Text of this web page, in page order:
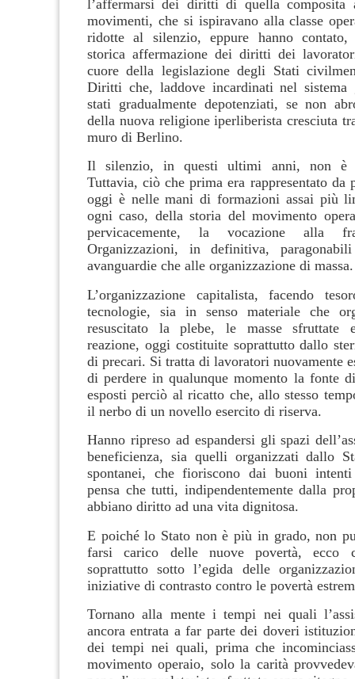
l’affermarsi dei diritti di quella composita
movimenti, che si ispiravano alla classe
ridotte al silenzio, eppure hanno
storica affermazione dei diritti dei
cuore della legislazione degli Stati
Diritti che, laddove incardinati nel sistema
stati gradualmente depotenziati, se non
della nuova religione iperliberista cresciuta
muro di Berlino.
Il silenzio, in questi ultimi anni, non è
Tuttavia, ciò che prima era rappresentato da
oggi è nelle mani di formazioni assai più
ogni caso, della storia del movimento
pervicacemente, la vocazione alla
Organizzazioni, in definitiva,
avanguardie che alle organizzazione di massa.
L’organizzazione capitalista, facendo
tecnologie, sia in senso materiale che
resuscitato la plebe, le masse sfruttate
reazione, oggi costituite soprattutto dallo
di precari. Si tratta di lavoratori nuovamente
di perdere in qualunque momento la fonte
esposti perciò al ricatto che, allo stesso
il nerbo di un novello esercito di riserva.
Hanno ripreso ad espandersi gli spazi
beneficienza, sia quelli organizzati dallo
spontanei, che fioriscono dai buoni
pensa che tutti, indipendentemente dalla
abbiano diritto ad una vita dignitosa.
E poiché lo Stato non è più in grado, non
farsi carico delle nuove povertà, ecco
soprattutto sotto l’egida delle
iniziative di contrasto contro le povertà
Tornano alla mente i tempi nei quali
ancora entrata a far parte dei doveri
dei tempi nei quali, prima che
movimento operaio, solo la carità